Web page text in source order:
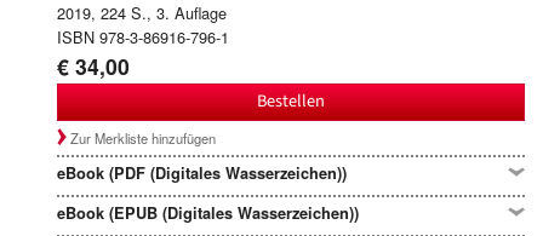
2019, 224 S., 3. Auflage
ISBN 978-3-86916-796-1
€ 34,00
Bestellen
Zur Merkliste hinzufügen
eBook (PDF (Digitales Wasserzeichen))
eBook (EPUB (Digitales Wasserzeichen))